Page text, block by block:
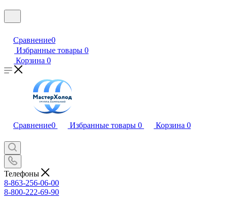
Сравнение0
Избранные товары 0
Корзина 0
Сравнение0 Избранные товары 0 Корзина 0
Телефоны
8-863-256-06-00
8-800-222-69-90